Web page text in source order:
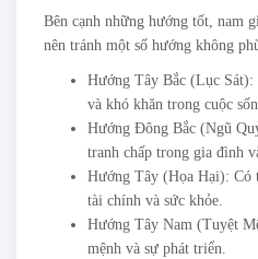
Bên cạnh những hướng tốt, nam
nên tránh một số hướng không
Hướng Tây Bắc (Lục
và khó khăn trong cuộc
Hướng Đông Bắc (Ngũ
tranh chấp trong gia đình
Hướng Tây (Họa Hại): Có
tài chính và sức khỏe.
Hướng Tây Nam (Tuyệt
mệnh và sự phát triển.